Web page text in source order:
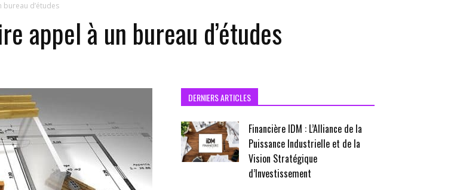
d’études
appel à un bureau d’études
DERNIERS ARTICLES
Financière IDM : L’Alliance de la
Puissance Industrielle et de la
Vision Stratégique
d’Investissement